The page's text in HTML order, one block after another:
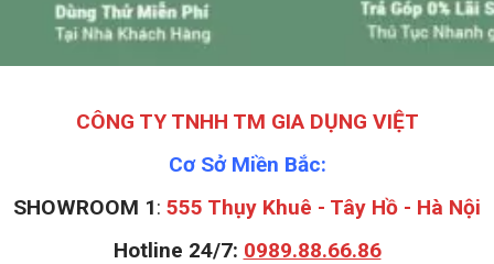
CÔNG TY TNHH TM GIA DỤNG VIỆT
Cơ Sở Miền Bắc:
SHOWROOM 1: 555 Thụy Khuê - Tây Hồ - Hà Nội
Hotline 24/7: 0989.88.66.86